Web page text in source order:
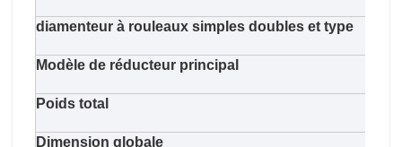
diamenteur à rouleaux simples doubles et type
Modèle de réducteur principal
Poids total
Dimension globale